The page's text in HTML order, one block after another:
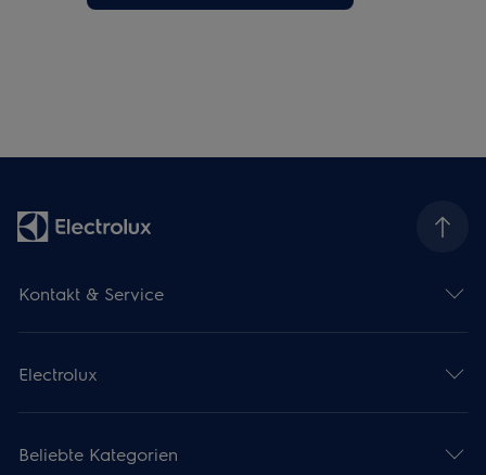
Kontakt & Service
Electrolux
Beliebte Kategorien